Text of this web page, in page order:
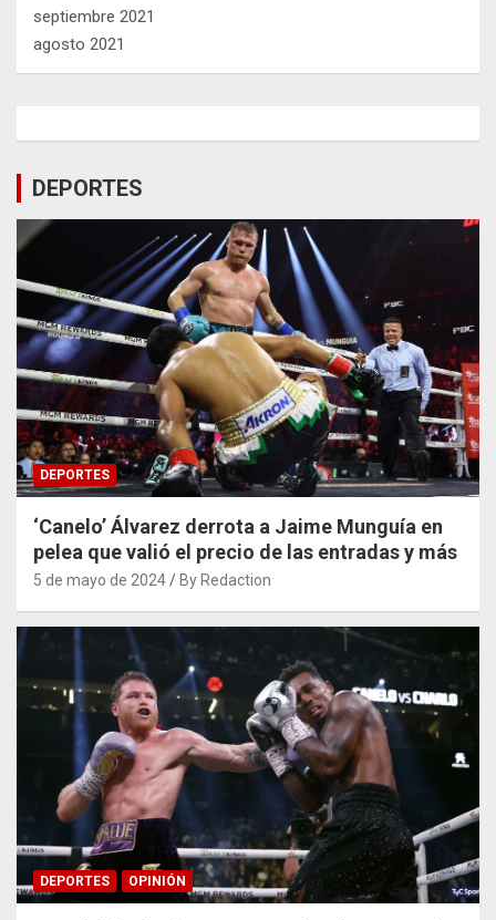
septiembre 2021
agosto 2021
DEPORTES
DEPORTES
‘Canelo’ Álvarez derrota a Jaime Munguía en
pelea que valió el precio de las entradas y más
5 de mayo de 2024 By Redaction
DEPORTES OPINIÓN